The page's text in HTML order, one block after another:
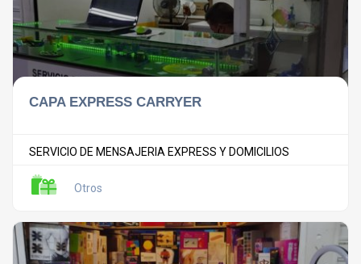
CAPA EXPRESS CARRYER
SERVICIO DE MENSAJERIA EXPRESS Y DOMICILIOS
Otros